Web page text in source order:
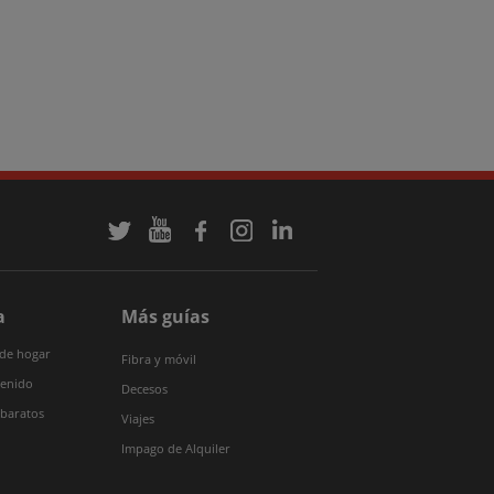
hogar
Más guías
Fibra y móvil
Decesos
Viajes
Impago de Alquiler